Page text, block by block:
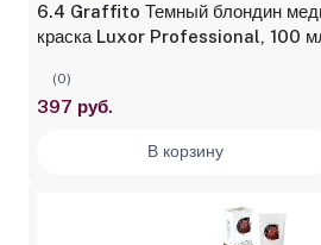
6.4 Graffito Темный блондин
краска Luxor Professional, 100
(0)
397 руб.
В корзину